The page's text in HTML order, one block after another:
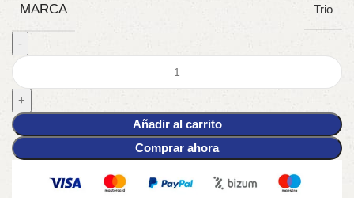
MARCA Trio
Añadir al carrito
Comprar ahora